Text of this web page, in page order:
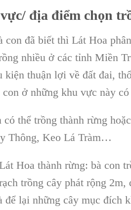
địa điểm chọn
con đã biết thì Lát Hoa
nhiều ở các tỉnh Miền
kiện thuận lợi về đất đai,
con ở những khu vực này
có thể trồng thành rừng hoặc
Thông, Keo Lá Tràm…
Hoa thành rừng: bà con
trồng cây phát rộng 2m,
để lại những cây mục đích